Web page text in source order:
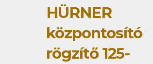
HÜRNER
központosító
rögzítő 125-